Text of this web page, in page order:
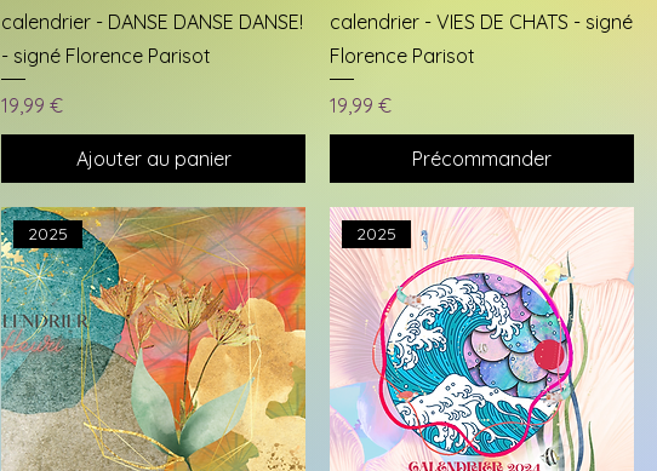
calendrier - DANSE DANSE DANSE!
- signé Florence Parisot
Prix
19,99 €
Ajouter au panier
calendrier - VIES DE CHATS - signé
Florence Parisot
Prix
19,99 €
Précommander
2025 2025